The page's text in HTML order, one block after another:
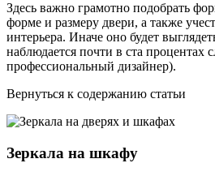
Здесь важно грамотно подобрать
форме и размеру двери, а также
интерьера. Иначе оно будет
наблюдается почти в ста процентах
профессиональный дизайнер).
Вернуться к содержанию статьи
Зеркала на шкафу